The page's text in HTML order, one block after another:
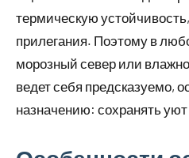
термическую
прилегания. Поэтому в
морозный север или
ведет себя предсказуемо,
назначению: сохранять